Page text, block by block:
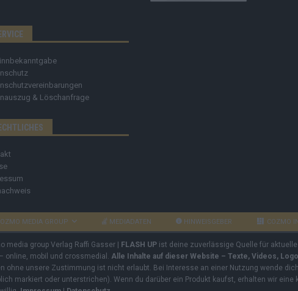
& Löschanfrage
MEDIA GROUP MEDIADATEN HINWEISGEBER COZMO
group Verlag Raffi Gasser | FLASH UP ist deine zuverlässige Quelle für
online, mobil und crossmedial. Alle Inhalte auf dieser Website – Texte, Videos,
ohne unsere Zustimmung ist nicht erlaubt. Bei Interesse an einer Nutzung wende
markiert oder unterstrichen). Wenn du darüber ein Produkt kaufst, erhalten wir